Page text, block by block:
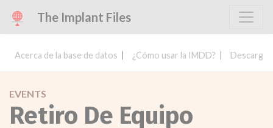
The Implant Files
Acerca de la base de datos ¿Cómo usar la IMDD? Descargar
EVENTS
Retiro De Equipo